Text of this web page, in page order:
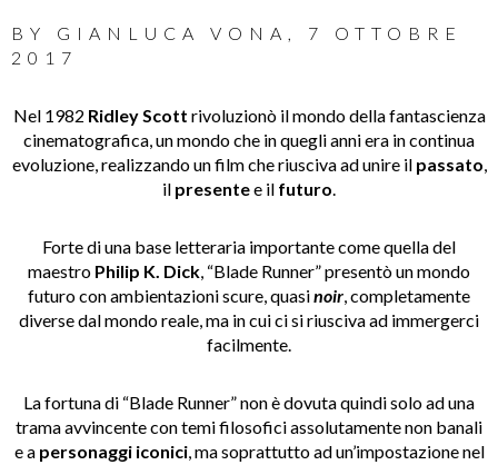
BY GIANLUCA VONA
7 OTTOBRE
2017
Nel 1982 Ridley Scott rivoluzionò il mondo della fantascienza
cinematografica, un mondo che in quegli anni era in continua
evoluzione, realizzando un film che riusciva ad unire il passato
il presentee il futuro
Forte di una base letteraria importante come quella del
maestro Philip K. Dick , “Blade Runner” presentò un mondo
futuro con ambientazioni scure, quasinoir , completamente
diverse dal mondo reale, ma in cui ci si riusciva ad immergerci
facilmente.
La fortuna di “Blade Runner” non è dovuta quindi solo ad una
trama avvincente con temi filosofici assolutamente non banali
e a personaggi iconici, ma soprattutto ad un’impostazione nel